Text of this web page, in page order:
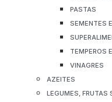
PASTAS
SEMENTES
TEMPEROS
VINAGRES
AZEITES
LEGUMES, FRUTAS